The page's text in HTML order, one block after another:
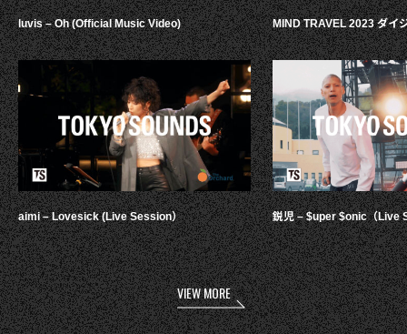
luvis – Oh (Official Music Video)
aimi – Lovesick (Live Session）
MIND TRAVEL 2023 ダイ
鋭児 – $uper $onic（Live
VIEW MORE